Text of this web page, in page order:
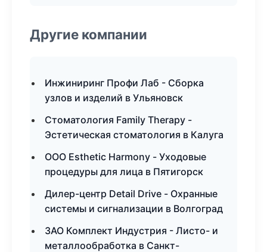
Другие компании
Инжиниринг Профи Лаб - Сборка
узлов и изделий в Ульяновск
Стоматология Family Therapy -
Эстетическая стоматология в Калуга
ООО Esthetic Harmony - Уходовые
процедуры для лица в Пятигорск
Дилер-центр Detail Drive - Охранные
системы и сигнализации в Волгоград
ЗАО Комплект Индустрия - Листо- и
металлообработка в Санкт-